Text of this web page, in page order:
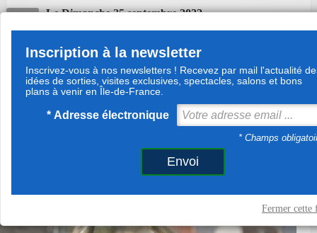
Date LeDimanche 25 septembre 2022